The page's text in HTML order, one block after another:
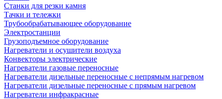
Станки для резки камня
Тачки и тележки
Трубообрабатывающее оборудование
Электростанции
Грузоподъемное оборудование
Нагреватели и осушители воздуха
Конвекторы электрические
Нагреватели газовые переносные
Нагреватели дизельные переносные с непрямым нагревом
Нагреватели дизельные переносные с прямым нагревом
Нагреватели инфракрасные